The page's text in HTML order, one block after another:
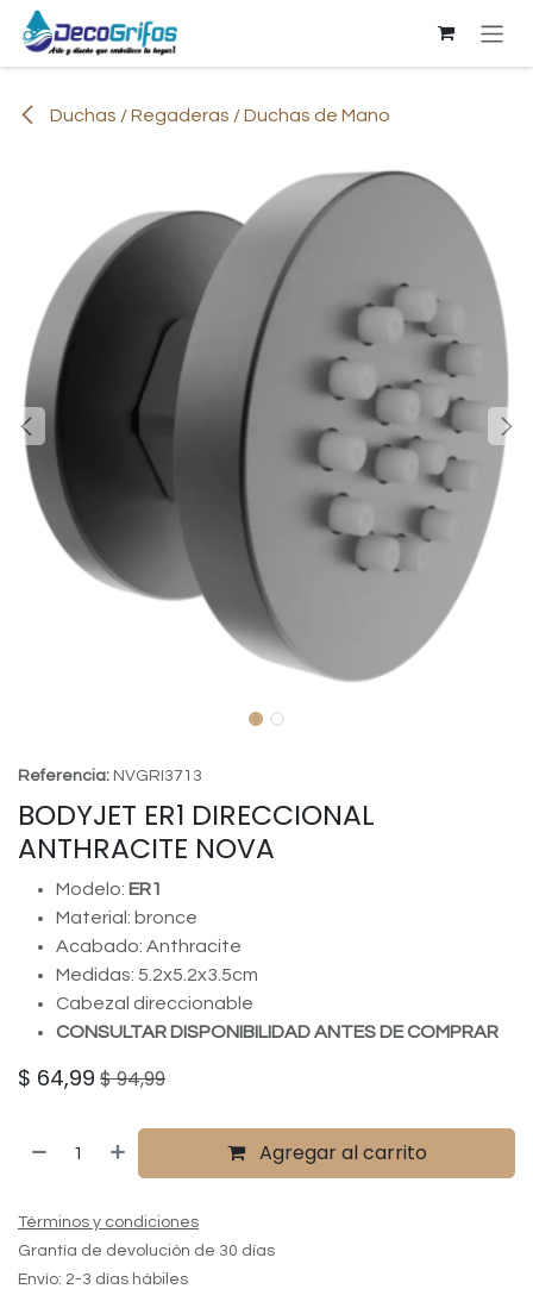
Ir al contenido
Duchas / Regaderas / Duchas de Mano
Referencia: NVGRI3713
BODYJET ER1 DIRECCIONAL
ANTHRACITE NOVA
Modelo: ER1
Material: bronce
Acabado: Anthracite
Medidas: 5.2x5.2x3.5cm
Cabezal direccionable
CONSULTAR DISPONIBILIDAD ANTES DE COMPRAR
$ 64,99 $94,99
Agregar al carrito
Términos y condiciones
Grantía de devolución de 30 días
Envío: 2-3 días hábiles